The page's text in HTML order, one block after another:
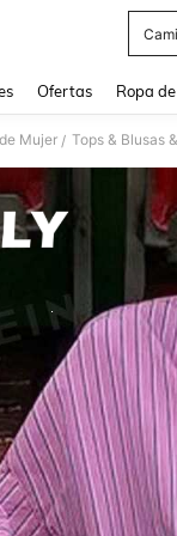
Ofertas Ropa
Mujer / Tops & Blusas